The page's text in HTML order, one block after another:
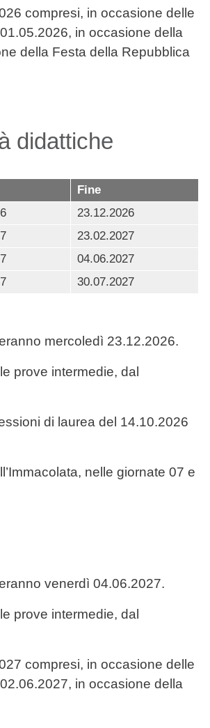
compresi, in occasione delle
in occasione della
della Festa della Repubblica
didattiche
Fine
23.12.2026
23.02.2027
04.06.2027
30.07.2027
mercoledì 23.12.2026.
prove intermedie, dal
di laurea del 14.10.2026
nelle giornate 07 e
venerdì 04.06.2027.
prove intermedie, dal
compresi, in occasione delle
in occasione della